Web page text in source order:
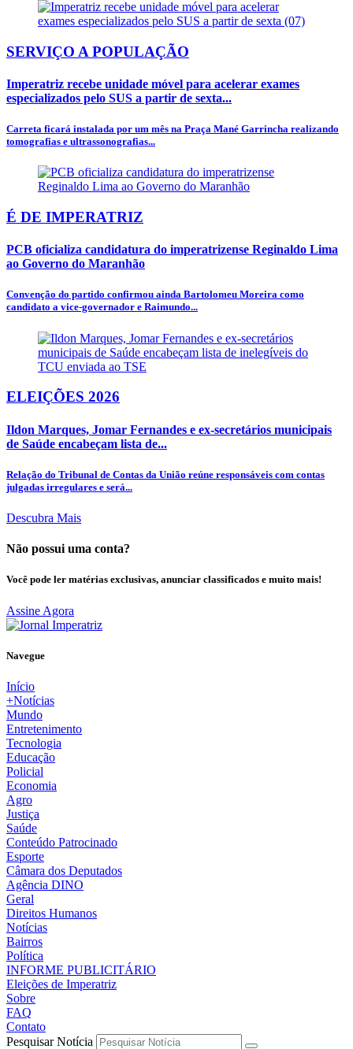
SERVIÇO A POPULAÇÃO
Imperatriz recebe unidade móvel para acelerar exames
especializados pelo SUS a partir de sexta...
Carreta ficará instalada por um mês na Praça Mané Garrincha realizando
tomografias e ultrassonografias...
É DE IMPERATRIZ
PCB oficializa candidatura do imperatrizense Reginaldo Lima
ao Governo do Maranhão
Convenção do partido confirmou ainda Bartolomeu Moreira como
candidato a vice-governador e Raimundo...
ELEIÇÕES 2026
Ildon Marques, Jomar Fernandes e ex-secretários municipais
de Saúde encabeçam lista de...
Relação do Tribunal de Contas da União reúne responsáveis com contas
julgadas irregulares e será...
Descubra Mais
Não possui uma conta?
Você pode ler matérias exclusivas, anunciar classificados e muito mais!
Assine Agora
Navegue
Início
+Notícias
Mundo
Entretenimento
Tecnologia
Educação
Policial
Economia
Agro
Justiça
Saúde
Conteúdo Patrocinado
Esporte
Câmara dos Deputados
Agência DINO
Geral
Direitos Humanos
Notícias
Bairros
Política
INFORME PUBLICITÁRIO
Eleições de Imperatriz
Sobre
FAQ
Contato
Pesquisar Notícia